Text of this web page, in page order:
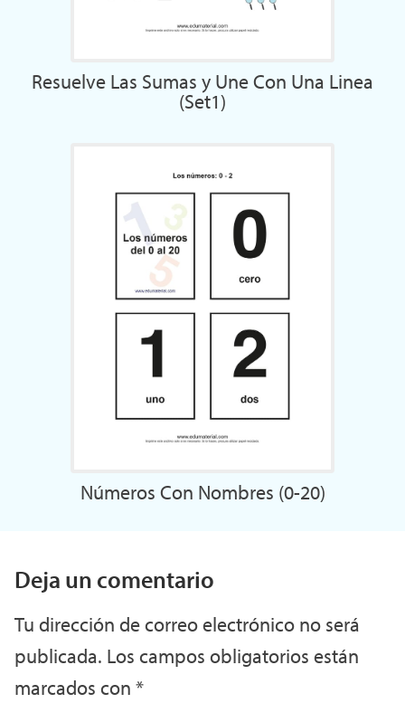
Resuelve Las Sumas y Une Con Una Linea
(Set1)
Números Con Nombres (0-20)
Deja un comentario
Tu dirección de correo electrónico no será
publicada. Los campos obligatorios están
marcados con *